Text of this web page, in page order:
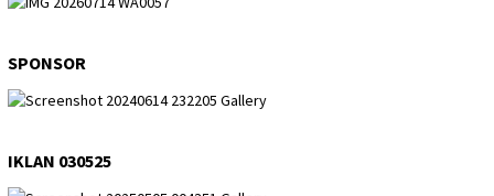
SPONSOR
IKLAN 030525